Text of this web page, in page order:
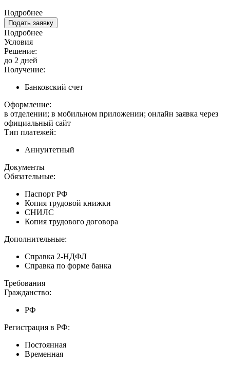
Подробнее
Подать заявку
Подробнее
Условия
Решение:
до 2 дней
Получение:
Банковский счет
Оформление:
в отделении; в мобильном приложении; онлайн заявка через
официальный сайт
Тип платежей:
Аннуитетный
Документы
Обязательные:
Паспорт РФ
Копия трудовой книжки
СНИЛС
Копия трудового договора
Дополнительные:
Справка 2-НДФЛ
Справка по форме банка
Требования
Гражданство:
РФ
Регистрация в РФ:
Постоянная
Временная